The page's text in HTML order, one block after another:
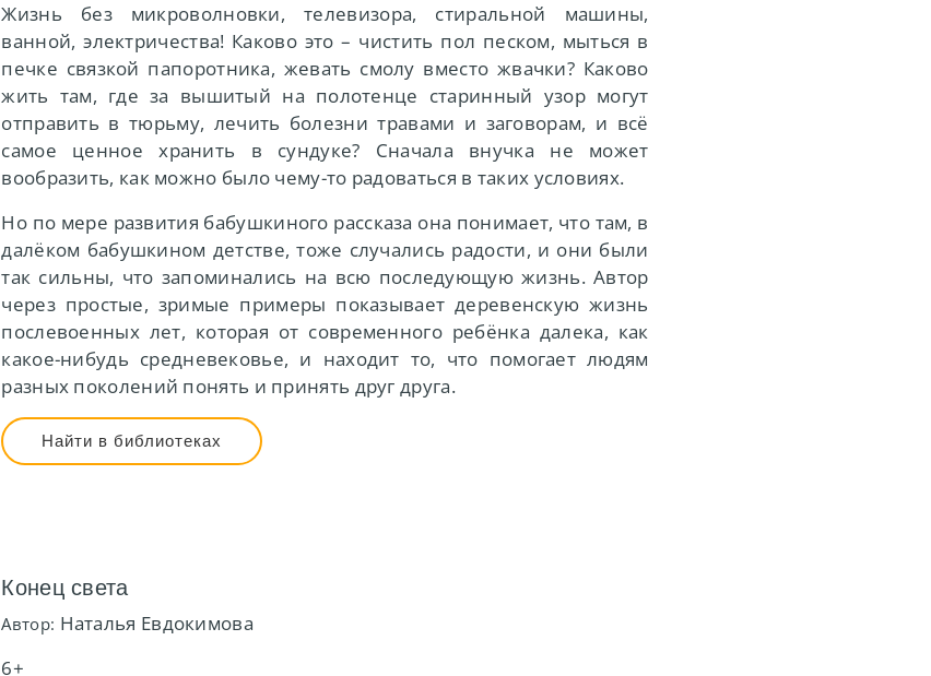
Жизнь без микроволновки, телевизора, стиральной машины,
ванной, электричества! Каково это – чистить пол песком, мыться в
печке связкой папоротника, жевать смолу вместо жвачки? Каково
жить там, где за вышитый на полотенце старинный узор могут
отправить в тюрьму, лечить болезни травами и заговорам, и всё
самое ценное хранить в сундуке? Сначала внучка не может
вообразить, как можно было чему-то радоваться в таких условиях.
Но по мере развития бабушкиного рассказа она понимает, что там, в
далёком бабушкином детстве, тоже случались радости, и они были
так сильны, что запоминались на всю последующую жизнь. Автор
через простые, зримые примеры показывает деревенскую жизнь
послевоенных лет, которая от современного ребёнка далека, как
какое-нибудь средневековье, и находит то, что помогает людям
разных поколений понять и принять друг друга.
Найти в библиотеках
Конец света
Автор: Наталья Евдокимова
6+